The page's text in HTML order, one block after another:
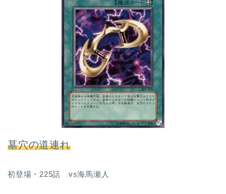
墓穴の道連れ
初登場・225話 vs海馬瀬人